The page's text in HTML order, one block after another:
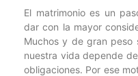
El matrimonio es un
dar con la mayor
Muchos y de gran peso
nuestra vida depende
obligaciones. Por ese